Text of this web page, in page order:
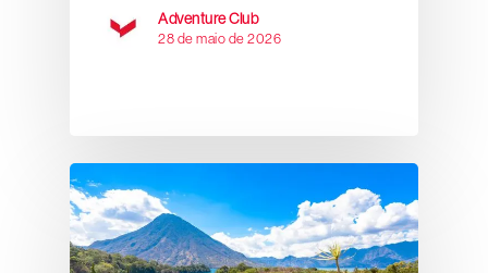
Adventure Club
28 de maio de 2026